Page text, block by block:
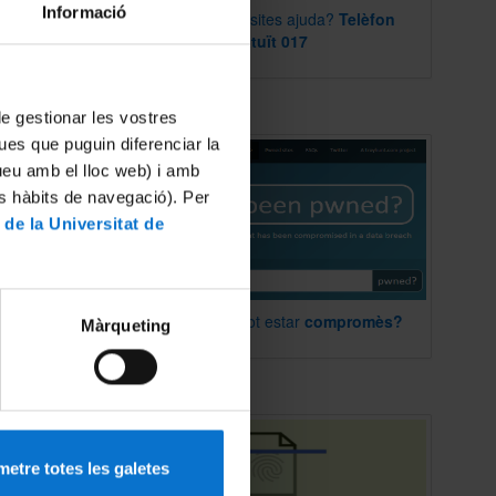
Informació
gestionar les vostres
que puguin diferenciar la
amb el lloc web) i amb
hàbits de navegació). Per
la Universitat de
Màrqueting
totes les galetes
no
ho a
o
el
Necessites ajuda? Telèfon
gratuït 017
El teu pot estarcompromès?